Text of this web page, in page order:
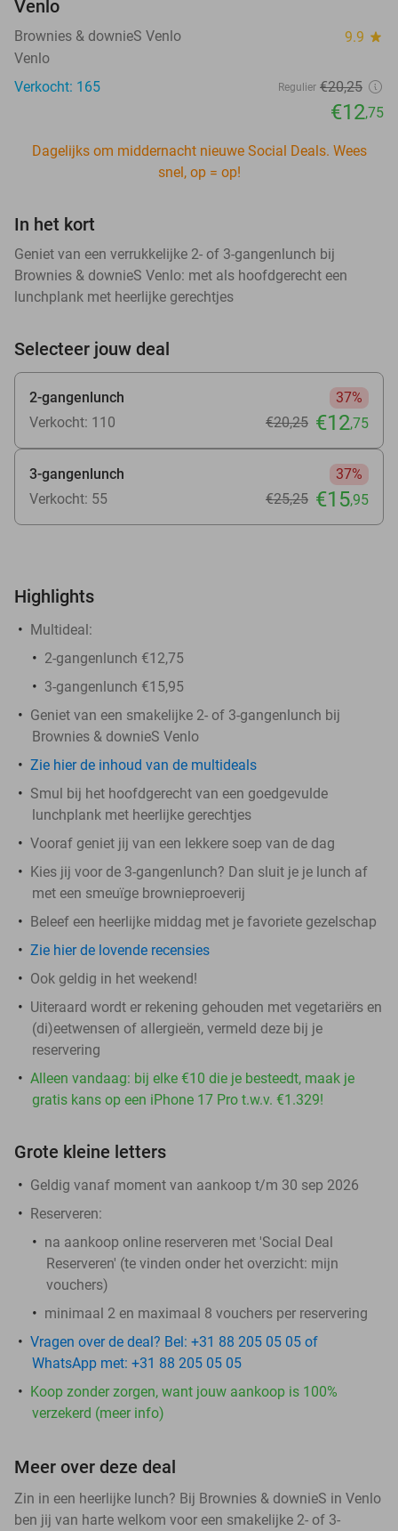
Venlo
Brownies & downieS Venlo 9.9 star
Venlo
Verkocht: 165
Regulier €20,25
€12,75
Dagelijks om middernacht nieuwe Social Deals. Wees
snel, op = op!
In het kort
Geniet van een verrukkelijke 2- of 3-gangenlunch bij
Brownies & downieS Venlo: met als hoofdgerecht een
lunchplank met heerlijke gerechtjes
Selecteer jouw deal
2-gangenlunch
37%
Verkocht: 110
€20,25 €12,75
3-gangenlunch
37%
Verkocht: 55
€25,25 €15,95
Highlights
Multideal:
2-gangenlunch €12,75
3-gangenlunch €15,95
Geniet van een smakelijke 2- of 3-gangenlunch bij
Brownies & downieS Venlo
Zie hier de inhoud van de multideals
Smul bij het hoofdgerecht van een goedgevulde
lunchplank met heerlijke gerechtjes
Vooraf geniet jij van een lekkere soep van de dag
Kies jij voor de 3-gangenlunch? Dan sluit je je lunch af
met een smeuïge brownieproeverij
Beleef een heerlijke middag met je favoriete gezelschap
Zie hier de lovende recensies
Ook geldig in het weekend!
Uiteraard wordt er rekening gehouden met vegetariërs en
(di)eetwensen of allergieën, vermeld deze bij je
reservering
Alleen vandaag: bij elke €10 die je besteedt, maak je
gratis kans op een iPhone 17 Pro t.w.v. €1.329!
Grote kleine letters
Geldig vanaf moment van aankoop t/m 30 sep 2026
Reserveren:
na aankoop online reserveren met 'Social Deal
Reserveren' (te vinden onder het overzicht: mijn
vouchers)
minimaal 2 en maximaal 8 vouchers per reservering
Vragen over de deal? Bel: +31 88 205 05 05 of
WhatsApp met: +31 88 205 05 05
Koop zonder zorgen, want jouw aankoop is 100%
verzekerd (meer info)
Meer over deze deal
Zin in een heerlijke lunch? Bij Brownies & downieS in Venlo
ben jij van harte welkom voor een smakelijke 2- of 3-